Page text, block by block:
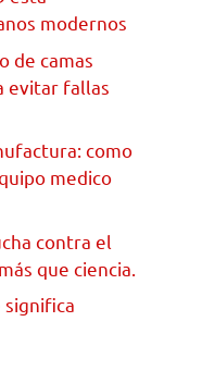
modernos
de camas
evitar fallas
como
medico
contra el
que ciencia.
significa